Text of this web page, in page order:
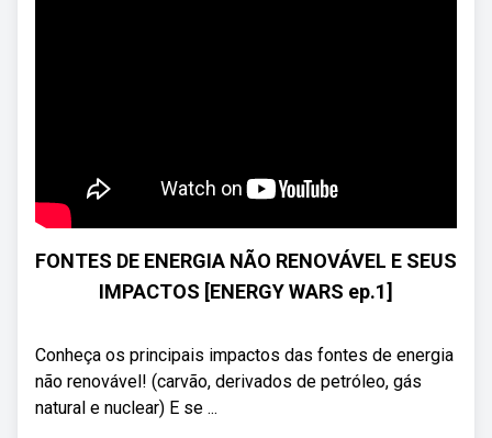
FONTES DE ENERGIA NÃO RENOVÁVEL E SEUS
IMPACTOS [ENERGY WARS ep.1]
Conheça os principais impactos das fontes de energia
não renovável! (carvão, derivados de petróleo, gás
natural e nuclear) E se ...